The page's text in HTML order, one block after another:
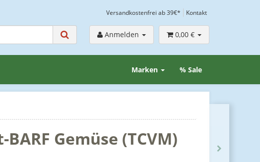
Versandkostenfrei ab 39€* Kontakt
Anmelden 0,00 €
% Sale
Marken
Gemüse (TCVM)